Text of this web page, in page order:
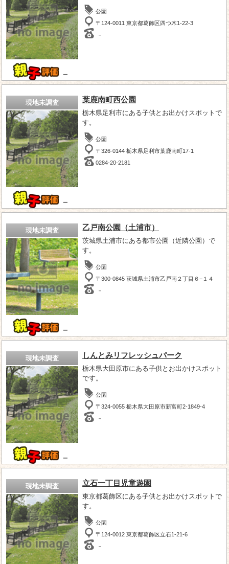
－
公園
〒124-0011 東京都葛飾区四つ木1-22-3
－
現地未調査
－
葉鹿南町西公園
栃木県足利市にある子供とお出かけスポットで
す。
公園
〒326-0144 栃木県足利市葉鹿南町17-1
0284-20-2181
現地未調査
－
乙戸南公園（土浦市）
茨城県土浦市にある都市公園（近隣公園）で
す。
公園
〒300-0845 茨城県土浦市乙戸南２丁目６−１４
－
現地未調査
－
しんとみリフレッシュパーク
栃木県大田原市にある子供とお出かけスポット
です。
公園
〒324-0055 栃木県大田原市新富町2-1849-4
－
現地未調査 立石一丁目児童遊園
東京都葛飾区にある子供とお出かけスポットで
す。
公園
〒124-0012 東京都葛飾区立石1-21-6
－